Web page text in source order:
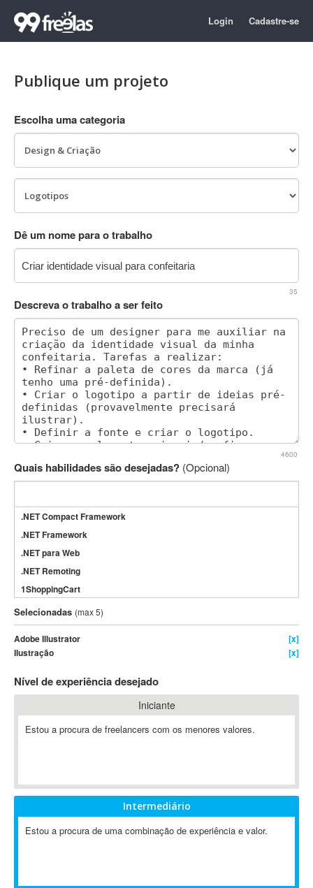
Login Cadastre-se
Publique um projeto
Escolha uma categoria
Dê um nome para o trabalho
35
Descreva o trabalho a ser feito
4600
Quais habilidades são desejadas? (Opcional)
.NET Compact Framework
.NET Framework
.NET para Web
.NET Remoting
1ShoppingCart
3DS Max
3GSM
4D Dimension
802.11
A&P
A-GPS
A2Billing
AAUS Scientific Diver
Abaqus
ABIS
Selecionadas (max 5)
Adobe Illustrator
[x]
Ilustração
[x]
Nível de experiência desejado
Iniciante
Estou a procura de freelancers com os menores valores.
Intermediário
Estou a procura de uma combinação de experiência e valor.